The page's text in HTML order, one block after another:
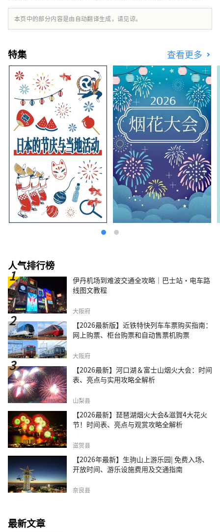
本页中的部分内容是由自动翻译生成，请见谅。
特集 查看更多
人气排行榜
伊丹机场到难波交通全攻略｜巴士站・电车路
线图文教程
大阪府
【2026最新版】近铁特快列车车票购买指南：
网上购票、柜台购票和自动售票机购票
大阪府
【2026最新】河口湖＆富士山烟火大会：时间
表、亮点与实用攻略全解析
山梨县
【2026最新】琵琶湖烟火大会&滋賀4大花火
节！时间表、亮点与观赏攻略全解析
滋贺县
【2026年最新】生驹山上游乐园| 免费入场、
开放时间、游乐设施费用及交通指南
奈良县
最新文章